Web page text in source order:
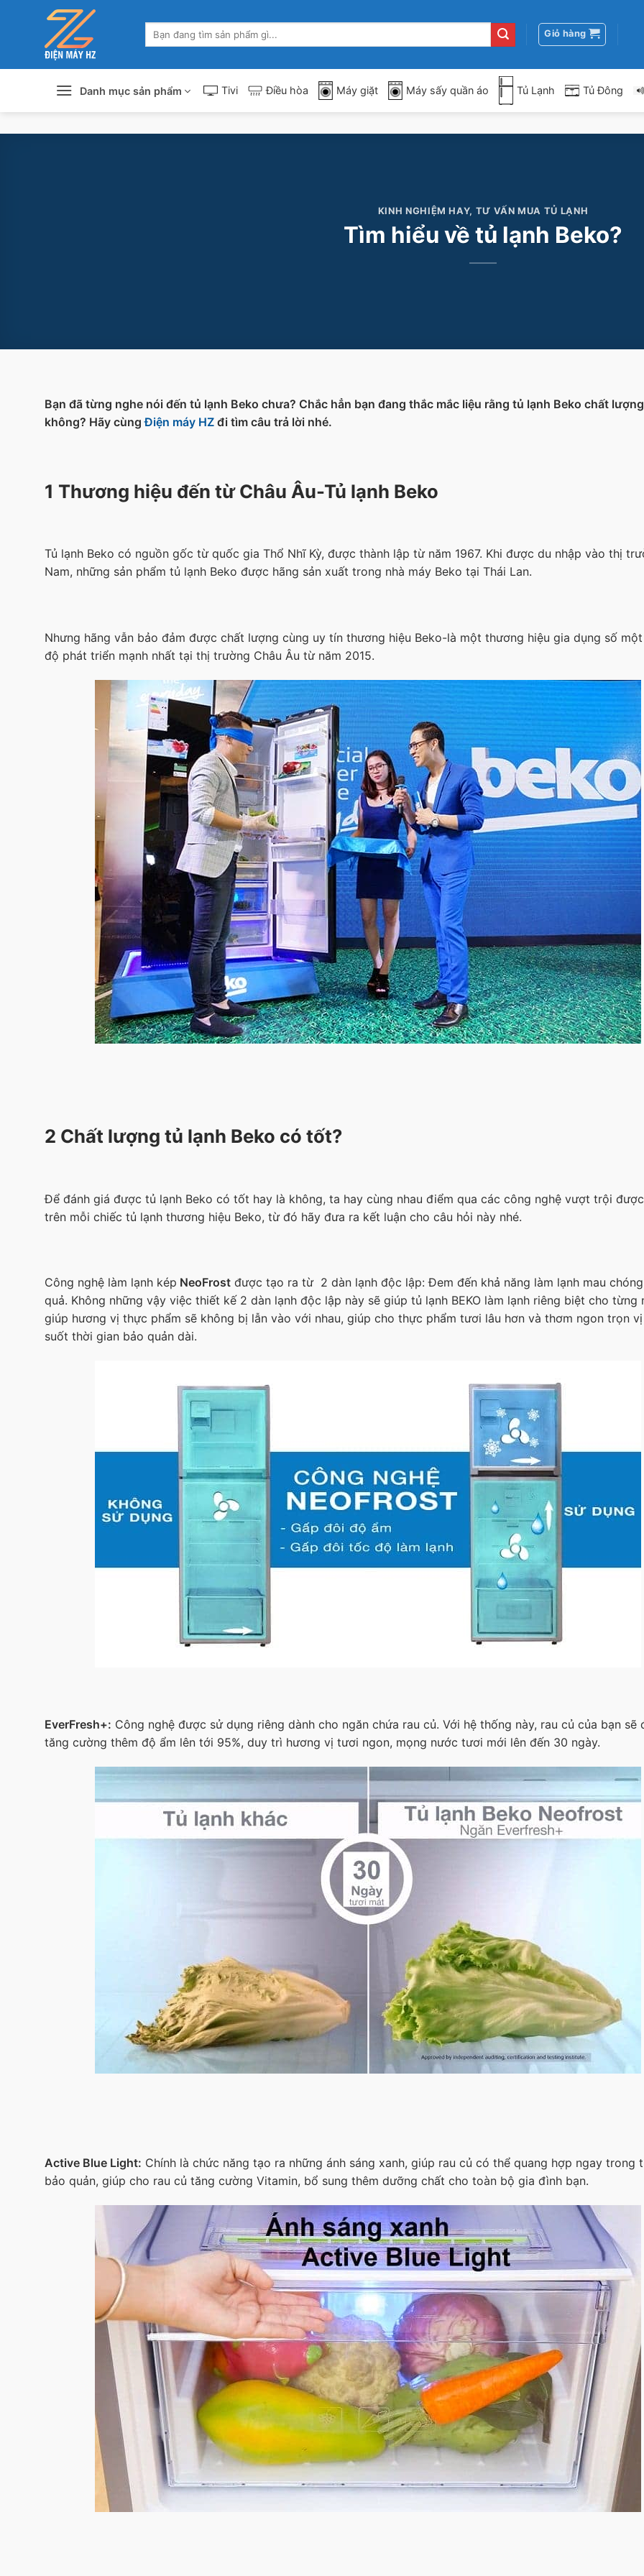
Tìm
kiếm:
Giỏ hàng
Danh mục sản phẩm Tivi Điều hòa Máy giặt Máy sấy quần áo Tủ Lạnh Tủ Đông
KINH NGHIỆM HAY, TƯ VẤN MUA TỦ LẠNH
Tìm hiểu về tủ lạnh Beko?
Bạn đã từng nghe nói đến tủ lạnh Beko chưa? Chắc hẳn bạn đang thắc mắc liệu rằng tủ lạnh Beko chất
không? Hãy cùngĐiện máy HZ đi tìm câu trả lời nhé.
1 Thương hiệu đến từ Châu Âu-Tủ lạnh Beko
Tủ lạnh Beko có nguồn gốc từ quốc gia Thổ Nhĩ Kỳ, được thành lập từ năm 1967. Khi được du nhập vào thị
Nam, những sản phẩm tủ lạnh Beko được hãng sản xuất trong nhà máy Beko tại Thái Lan.
Nhưng hãng vẫn bảo đảm được chất lượng cùng uy tín thương hiệu Beko-là một thương hiệu gia dụng số
độ phát triển mạnh nhất tại thị trường Châu Âu từ năm 2015.
2 Chất lượng tủ lạnh Beko có tốt?
Để đánh giá được tủ lạnh Beko có tốt hay là không, ta hay cùng nhau điểm qua các công nghệ vượt trội
trên mỗi chiếc tủ lạnh thương hiệu Beko, từ đó hãy đưa ra kết luận cho câu hỏi này nhé.
Công nghệ làm lạnh kép NeoFrost được tạo ra từ 2 dàn lạnh độc lập: Đem đến khả năng làm lạnh mau
quả. Không những vậy việc thiết kế 2 dàn lạnh độc lập này sẽ giúp tủ lạnh BEKO làm lạnh riêng biệt cho từng
giúp hương vị thực phẩm sẽ không bị lẫn vào với nhau, giúp cho thực phẩm tươi lâu hơn và thơm ngon trọn
suốt thời gian bảo quản dài.
EverFresh+: Công nghệ được sử dụng riêng dành cho ngăn chứa rau củ. Với hệ thống này, rau củ của bạn sẽ
tăng cường thêm độ ẩm lên tới 95%, duy trì hương vị tươi ngon, mọng nước tươi mới lên đến 30 ngày.
Active Blue Light: Chính là chức năng tạo ra những ánh sáng xanh, giúp rau củ có thể quang hợp ngay trong
bảo quản, giúp cho rau củ tăng cường Vitamin, bổ sung thêm dưỡng chất cho toàn bộ gia đình bạn.